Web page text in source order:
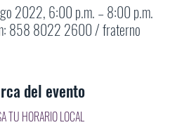
2022, 6:00 p.m. – 8:00 p.m.
858 8022 2600 / fraterno
del evento
TU HORARIO LOCAL